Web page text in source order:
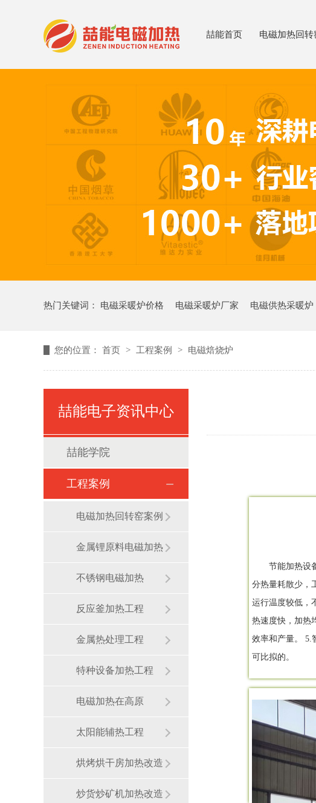
喆能首页 电磁加热回转
热门关键词： 电磁采暖炉价格 电磁采暖炉厂家 电磁供热采暖炉
您的位置： 首页 > 工程案例 > 电磁焙烧炉
节能加热设
分热量耗散少，
运行温度较低，
热速度快，加热
效率和产量。 5.
可比拟的。
喆能电子资讯中心
喆能学院
工程案例
电磁加热回转窑案例
金属锂原料电磁加热
不锈钢电磁加热
反应釜加热工程
金属热处理工程
特种设备加热工程
电磁加热在高原
太阳能辅热工程
烘烤烘干房加热改造
炒货炒矿机加热改造